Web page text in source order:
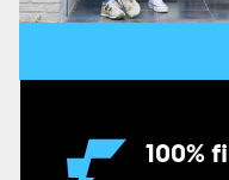
100%